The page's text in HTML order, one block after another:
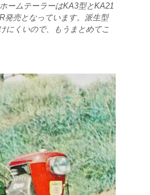
ームテーラーはKA3型とKA21
発売となっています。派生型
にくいので、もうまとめてこ